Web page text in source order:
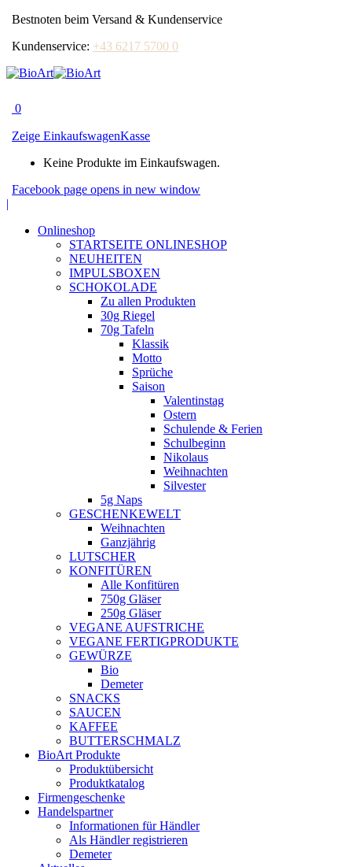
Bestnoten beim Versand & Kundenservice
Kundenservice: +43 6217 5700 0
0
Zeige EinkaufswagenKasse
Keine Produkte im Einkaufswagen.
Facebook page opens in new window
|
Onlineshop
STARTSEITE ONLINESHOP
NEUHEITEN
IMPULSBOXEN
SCHOKOLADE
Zu allen Produkten
30g Riegel
70g Tafeln
Klassik
Motto
Sprüche
Saison
Valentinstag
Ostern
Schulende & Ferien
Schulbeginn
Nikolaus
Weihnachten
Silvester
5g Naps
GESCHENKEWELT
Weihnachten
Ganzjährig
LUTSCHER
KONFITÜREN
Alle Konfitüren
750g Gläser
250g Gläser
VEGANE AUFSTRICHE
VEGANE FERTIGPRODUKTE
GEWÜRZE
Bio
Demeter
SNACKS
SAUCEN
KAFFEE
BUTTERSCHMALZ
BioArt Produkte
Produktübersicht
Produktkatalog
Firmengeschenke
Handelspartner
Informationen für Händler
Als Händler registrieren
Demeter